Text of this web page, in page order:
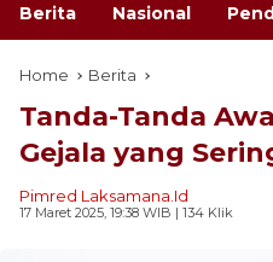
Berita Nasional
Home Berita
Tanda-Tanda
Gejala yang
Pimred Laksamana.id
17 Maret 2025, 19:38 WIB | 134 Klik